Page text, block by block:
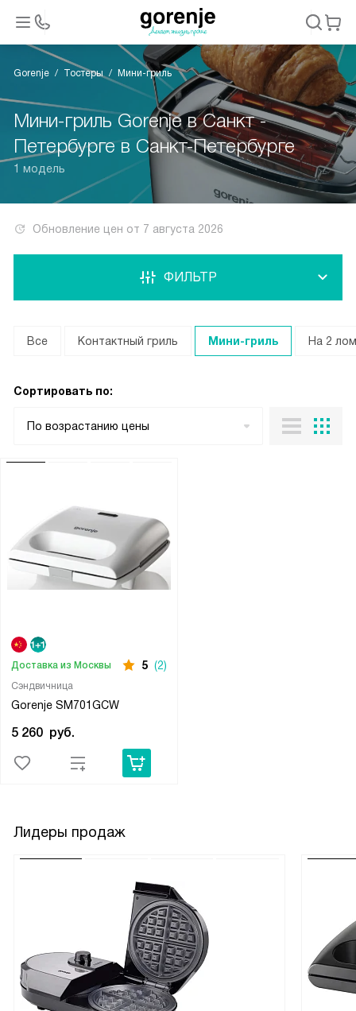
Gorenje Тостеры Мини-гриль
Мини-гриль Gorenje в Санкт -
Петербурге в Санкт-Петербурге
1 модель
Обновление цен от 7 августа 2026
ФИЛЬТР
Все Контактный гриль Мини-гриль На 2
Сортировать по:
По возрастанию цены
Сэндвичница
Gorenje SM701GCW
Доставка из Москвы 5 (2)
5 260 руб.
Лидеры продаж